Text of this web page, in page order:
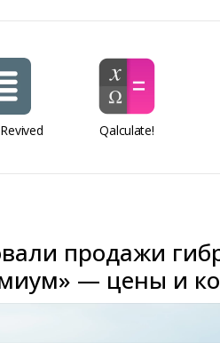
Qalculate!
продажи
— цены и